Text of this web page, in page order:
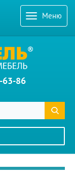
Меню
63-86